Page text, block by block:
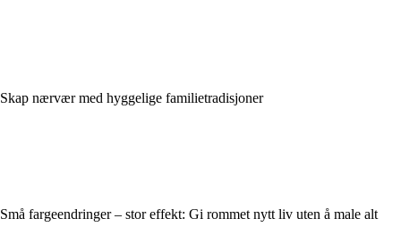
Skap nærvær med hyggelige familietradisjoner
Små fargeendringer – stor effekt: Gi rommet nytt liv uten å male alt